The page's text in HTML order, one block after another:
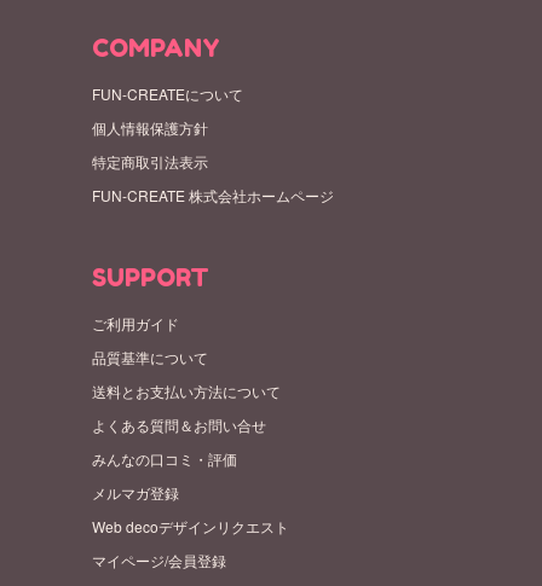
COMPANY
FUN-CREATEについて
個人情報保護方針
特定商取引法表示
FUN-CREATE 株式会社ホームページ
SUPPORT
ご利用ガイド
品質基準について
送料とお支払い方法について
よくある質問＆お問い合せ
みんなの口コミ・評価
メルマガ登録
Web decoデザインリクエスト
マイページ/会員登録